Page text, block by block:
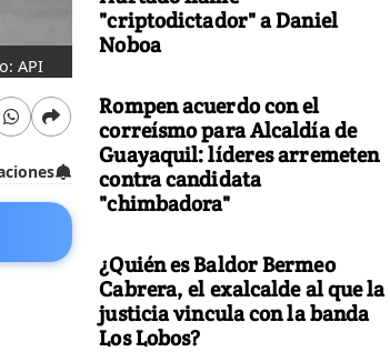
API
"criptodictador" a Daniel
Noboa
Rompen acuerdo con el
correísmo para Alcaldía de
Guayaquil: líderes arremeten
contra candidata
"chimbadora"
¿Quién es Baldor Bermeo
Cabrera, el exalcalde al que la
justicia vincula con la banda
Los Lobos?